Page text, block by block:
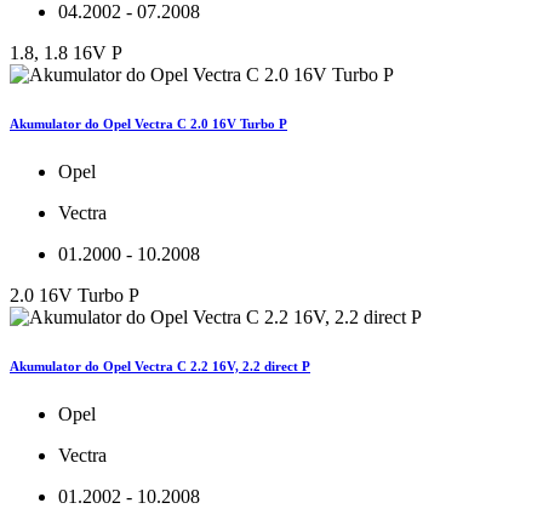
04.2002 - 07.2008
1.8, 1.8 16V P
Akumulator do Opel Vectra C 2.0 16V Turbo P
Opel
Vectra
01.2000 - 10.2008
2.0 16V Turbo P
Akumulator do Opel Vectra C 2.2 16V, 2.2 direct P
Opel
Vectra
01.2002 - 10.2008